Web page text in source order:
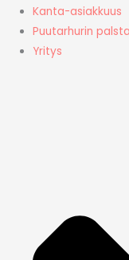
Kanta-asiakkuus
Puutarhurin palsta
Yritys